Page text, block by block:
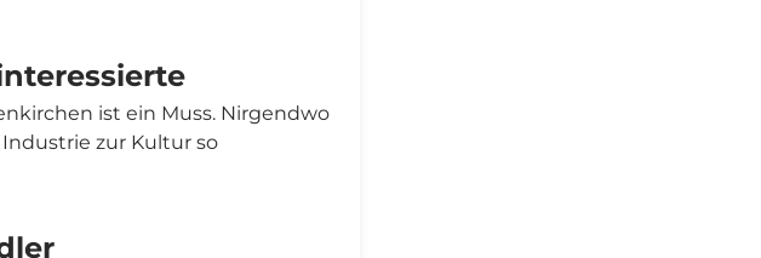
ist ein Muss. Nirgendwo
zur Kultur so